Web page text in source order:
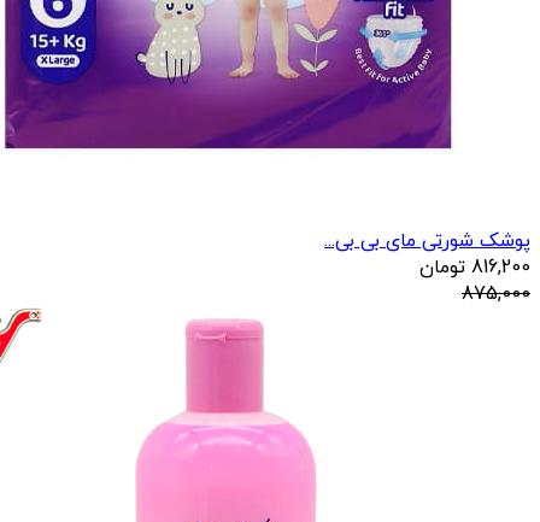
پوشک شورتی مای بی بی...
816,200 تومان
875,000